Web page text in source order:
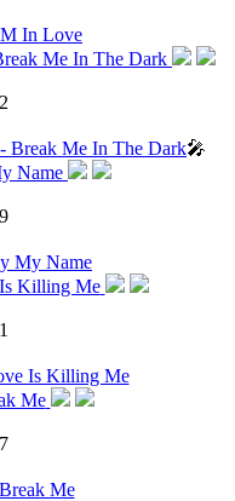
In Love
Break Me In The Dark🎤
My Name
Is Killing Me
Me